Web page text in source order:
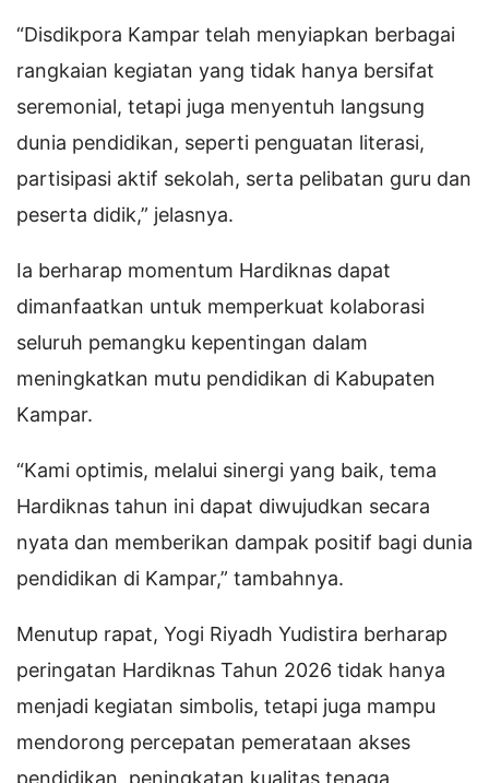
“Disdikpora Kampar telah menyiapkan berbagai
rangkaian kegiatan yang tidak hanya bersifat
seremonial, tetapi juga menyentuh langsung
dunia pendidikan, seperti penguatan literasi,
partisipasi aktif sekolah, serta pelibatan guru dan
peserta didik,” jelasnya.
Ia berharap momentum Hardiknas dapat
dimanfaatkan untuk memperkuat kolaborasi
seluruh pemangku kepentingan dalam
meningkatkan mutu pendidikan di Kabupaten
Kampar.
“Kami optimis, melalui sinergi yang baik, tema
Hardiknas tahun ini dapat diwujudkan secara
nyata dan memberikan dampak positif bagi dunia
pendidikan di Kampar,” tambahnya.
Menutup rapat, Yogi Riyadh Yudistira berharap
peringatan Hardiknas Tahun 2026 tidak hanya
menjadi kegiatan simbolis, tetapi juga mampu
mendorong percepatan pemerataan akses
pendidikan, peningkatan kualitas tenaga